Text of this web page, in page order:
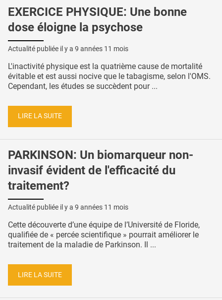
EXERCICE PHYSIQUE: Une bonne
dose éloigne la psychose
Actualité publiée il y a 9 années 11 mois
L'inactivité physique est la quatrième cause de mortalité
évitable et est aussi nocive que le tabagisme, selon l'OMS.
Cependant, les études se succèdent pour ...
LIRE LA SUITE
PARKINSON: Un biomarqueur non-
invasif évident de l'efficacité du
traitement?
Actualité publiée il y a 9 années 11 mois
Cette découverte d’une équipe de l’Université de Floride,
qualifiée de « percée scientifique » pourrait améliorer le
traitement de la maladie de Parkinson. Il ...
LIRE LA SUITE